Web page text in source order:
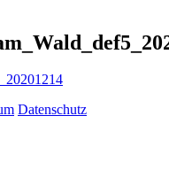
Datenschutz